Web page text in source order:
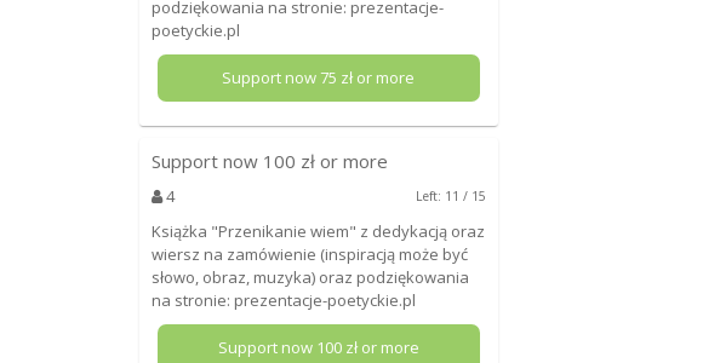
podziękowania na stronie: prezentacje-
poetyckie.pl
Support now75 zł or more
Support now 100 zł or more
4 Left: 11 / 15
Książka "Przenikanie wiem" z dedykacją oraz
wiersz na zamówienie (inspiracją może być
słowo, obraz, muzyka) oraz podziękowania
na stronie: prezentacje-poetyckie.pl
Support now 100zł or more